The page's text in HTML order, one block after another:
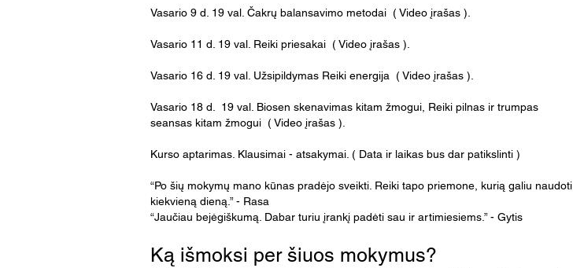
Vasario 9 d. 19 val. Čakrų balansavimo metodai ( Video įrašas ).
Vasario 11 d. 19 val. Reiki priesakai ( Video įrašas ).
Vasario 16 d. 19 val. Užsipildymas Reiki energija​ ( Video įrašas ).
Vasario 18 d. 19 val. Biosen skenavimas kitam žmogui, Reiki pilnas ir trumpas
seansas kitam žmogui ( Video įrašas ).
Kurso aptarimas. Klausimai - atsakymai. ( Data ir laikas bus dar patikslinti )
“Po šių mokymų mano kūnas pradėjo sveikti. Reiki tapo priemone, kurią galiu naudoti
kiekvieną dieną.” - Rasa
​“Jaučiau bejėgiškumą. Dabar turiu įrankį padėti sau ir artimiesiems.” - Gytis
Ką išmoksi per šiuos mokymus?